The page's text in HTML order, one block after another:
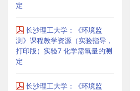
定
长沙理工大学：《环境监
测》课程教学资源（实验指导，
打印版）实验7 化学需氧量的测
定
长沙理工大学：《环境监